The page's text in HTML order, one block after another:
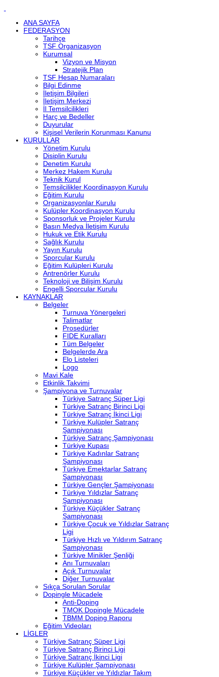
ANA SAYFA
FEDERASYON
Tarihçe
TSF Organizasyon
Kurumsal
Vizyon ve Misyon
Stratejik Plan
TSF Hesap Numaraları
Bilgi Edinme
İletişim Bilgileri
İletişim Merkezi
İl Temsilcilikleri
Harç ve Bedeller
Duyurular
Kişisel Verilerin Korunması Kanunu
KURULLAR
Yönetim Kurulu
Disiplin Kurulu
Denetim Kurulu
Merkez Hakem Kurulu
Teknik Kurul
Temsilcilikler Koordinasyon Kurulu
Eğitim Kurulu
Organizasyonlar Kurulu
Kulüpler Koordinasyon Kurulu
Sponsorluk ve Projeler Kurulu
Basın Medya İletişim Kurulu
Hukuk ve Etik Kurulu
Sağlık Kurulu
Yayın Kurulu
Sporcular Kurulu
Eğitim Kulüpleri Kurulu
Antrenörler Kurulu
Teknoloji ve Bilişim Kurulu
Engelli Sporcular Kurulu
KAYNAKLAR
Belgeler
Turnuva Yönergeleri
Talimatlar
Prosedürler
FIDE Kuralları
Tüm Belgeler
Belgelerde Ara
Elo Listeleri
Logo
Mavi Kale
Etkinlik Takvimi
Şampiyona ve Turnuvalar
Türkiye Satranç Süper Ligi
Türkiye Satranç Birinci Ligi
Türkiye Satranç İkinci Ligi
Türkiye Kulüpler Satranç
Şampiyonası
Türkiye Satranç Şampiyonası
Türkiye Kupası
Türkiye Kadınlar Satranç
Şampiyonası
Türkiye Emektarlar Satranç
Şampiyonası
Türkiye Gençler Şampiyonası
Türkiye Yıldızlar Satranç
Şampiyonası
Türkiye Küçükler Satranç
Şampiyonası
Türkiye Çocuk ve Yıldızlar Satranç
Ligi
Türkiye Hızlı ve Yıldırım Satranç
Şampiyonası
Türkiye Minikler Şenliği
Anı Turnuvaları
Açık Turnuvalar
Diğer Turnuvalar
Sıkça Sorulan Sorular
Dopingle Mücadele
Anti-Doping
TMOK Dopingle Mücadele
TBMM Doping Raporu
Eğitim Videoları
LİGLER
Türkiye Satranç Süper Ligi
Türkiye Satranç Birinci Ligi
Türkiye Satranç İkinci Ligi
Türkiye Kulüpler Şampiyonası
Türkiye Küçükler ve Yıldızlar Takım